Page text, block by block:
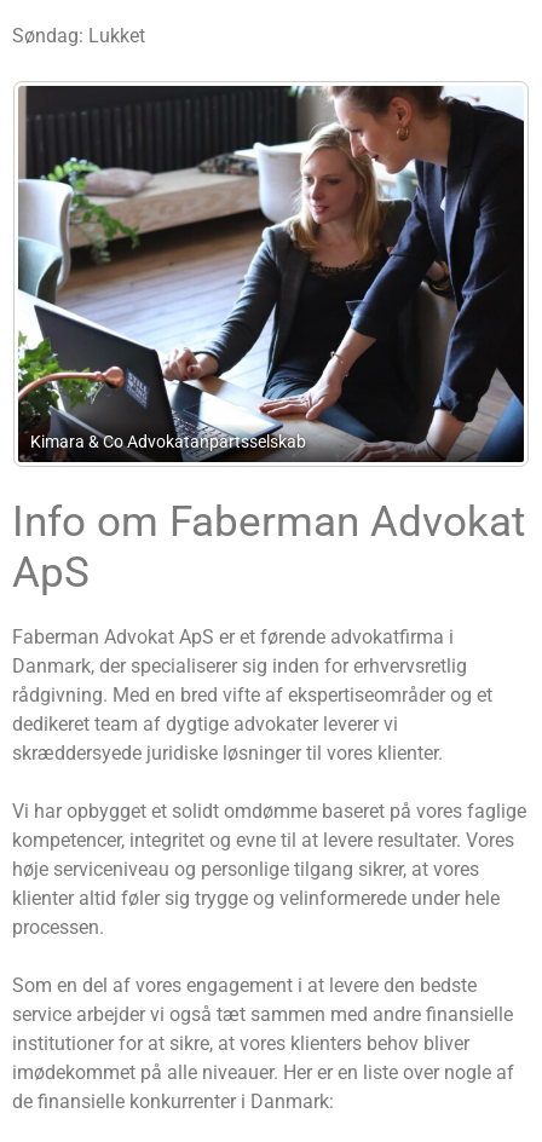
Søndag: Lukket
Advokatfirmaet Hummelhof & Vrelits I/S
Info om Faberman Advokat
ApS
Faberman Advokat ApS er et førende advokatfirma i
Danmark, der specialiserer sig inden for erhvervsretlig
rådgivning. Med en bred vifte af ekspertiseområder og et
dedikeret team af dygtige advokater leverer vi
skræddersyede juridiske løsninger til vores klienter.
Vi har opbygget et solidt omdømme baseret på vores faglige
kompetencer, integritet og evne til at levere resultater. Vores
høje serviceniveau og personlige tilgang sikrer, at vores
klienter altid føler sig trygge og velinformerede under hele
processen.
Som en del af vores engagement i at levere den bedste
service arbejder vi også tæt sammen med andre finansielle
institutioner for at sikre, at vores klienters behov bliver
imødekommet på alle niveauer. Her er en liste over nogle af
de finansielle konkurrenter i Danmark: